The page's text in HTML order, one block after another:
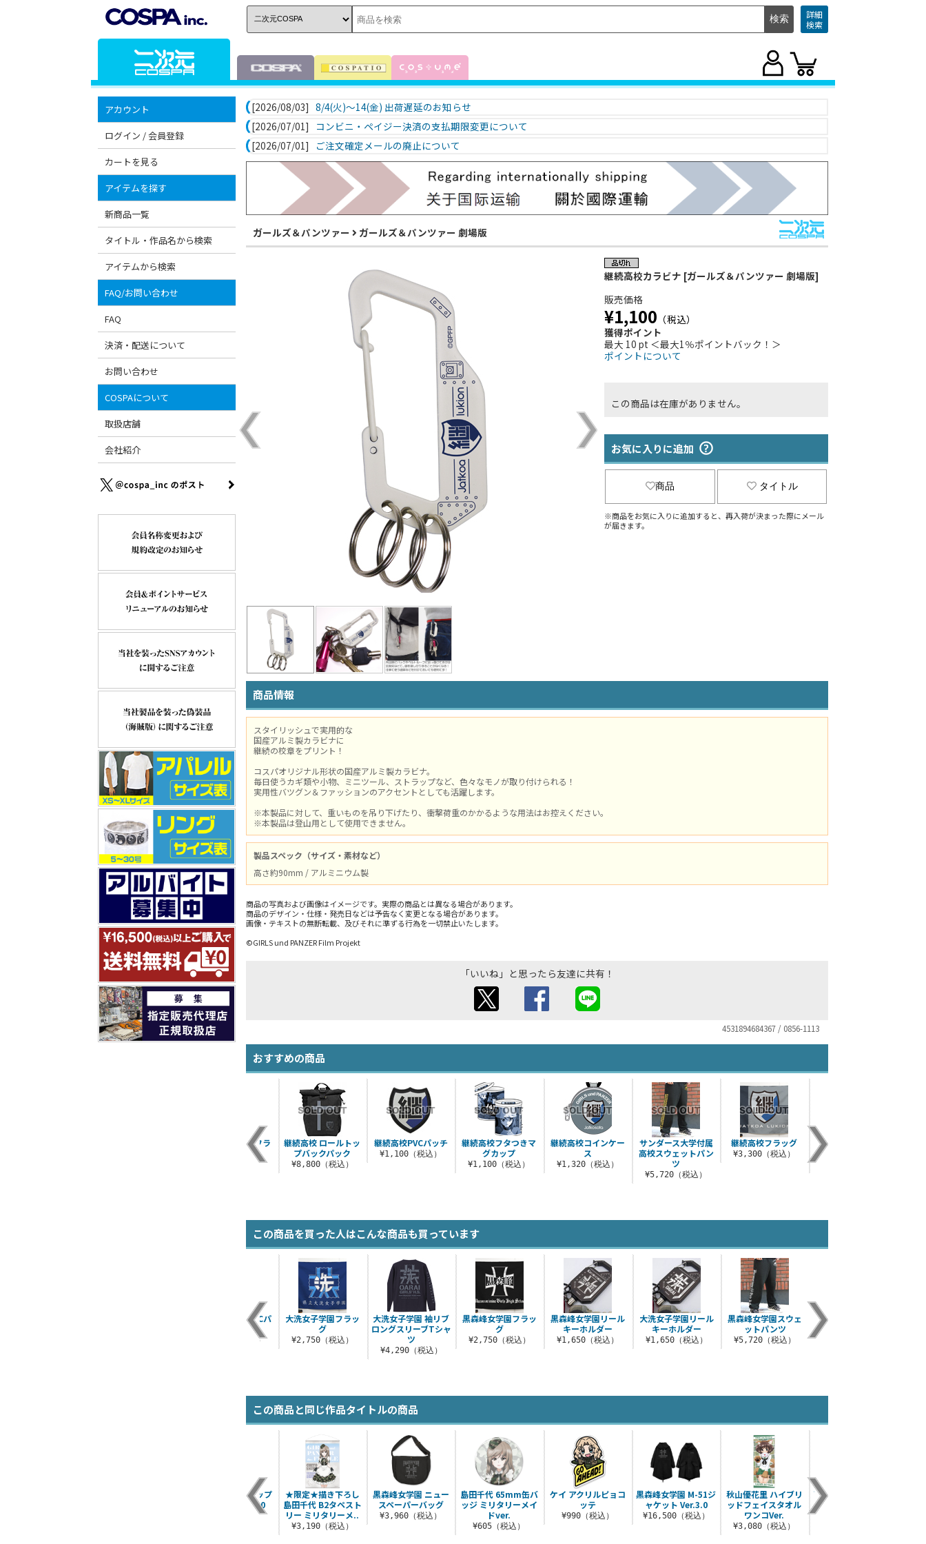
詳細
検索
アカウント
ログイン / 会員登録
カートを見る
アイテムを探す
新商品一覧
タイトル・作品名から検索
アイテムから検索
FAQ/お問い合わせ
FAQ
決済・配送について
お問い合わせ
COSPAについて
取扱店舗
会社紹介
[2026/08/03] 8/4(火)～14(金) 出荷遅延のお知らせ
[2026/07/01]
コンビニ・ペイジー決済の支払期限変更について
[2026/07/01]
ご注文確定メールの廃止について
ガールズ＆パンツァー ガールズ＆パンツァー 劇場版
継続高校カラビナ [ガールズ＆パンツァー 劇場版]
販売価格
¥1,100 （税込）
獲得ポイント
最大 10 pt ＜最大1％ポイントバック！＞
ポイントについて
この商品は在庫がありません。
お気に入りに追加
商品 タイトル
※商品をお気に入りに追加すると、再入荷が決まった際にメール
が届きます。
商品情報
スタイリッシュで実用的な
国産アルミ製カラビナに
継続の校章をプリント！
コスパオリジナル形状の国産アルミ製カラビナ。
毎日使うカギ類や小物、ミニツール、ストラップなど、色々なモノが取り付けられる！
実用性バツグン＆ファッションのアクセントとしても活躍します。
※本製品に対して、重いものを吊り下げたり、衝撃荷重のかかるような用法はお控えください。
※本製品は登山用として使用できません。
製品スペック（サイズ・素材など）
高さ約90mm / アルミニウム製
商品の写真および画像はイメージです。実際の商品とは異なる場合があります。
商品のデザイン・仕様・発売日などは予告なく変更となる場合があります。
画像・テキストの無断転載、及びそれに準ずる行為を一切禁止いたします。
©GIRLS und PANZER Film Projekt
「いいね」と思ったら友達に共有！
4531894684367 / 0856-1113
おすすめの商品
継続高校フタつきマ
グカップ
¥1,100（税込）
継続高校コインケー
ス
¥1,320（税込）
サンダース大学付属
高校スウェットパン
ツ
¥5,720（税込）
継続高校フラッグ
¥3,300（税込）
サンダース大学付属
日本戦車道連盟フラ
¥2,750（税込）
継続高校 ロールトッ
プバックパック
¥8,800（税込）
継続高校PVCパッチ
¥1,100（税込）
この商品を買った人はこんな商品も買っています
黒森峰女学園フラッ
グ
¥2,750（税込）
黒森峰女学園リール
キーホルダー
¥1,650（税込）
大洗女子学園リール
キーホルダー
¥1,650（税込）
黒森峰女学園スウェ
ットパンツ
¥5,720（税込）
大洗女子学園PVCパ
¥1,100（税込）
大洗女子学園フラッ
グ
¥2,750（税込）
大洗女子学園 袖リブ
ロングスリーブTシャ
ツ
¥4,290（税込）
この商品と同じ作品タイトルの商品
島田千代 65mm缶バ
ッジ ミリタリーメイ
ドver.
¥605（税込）
ケイ アクリルピョコ
ッテ
¥990（税込）
黒森峰女学園 M-51ジ
ャケット Ver.3.0
¥16,500（税込）
秋山優花里 ハイブリ
ッドフェイスタオル
ワンコVer.
¥3,080（税込）
西住みほ 65mm缶バ
ッジ ミリタリーメイ
大洗女子学園 ジップ
パーカー Ver.3.0
¥8,800（税込）
★限定★描き下ろし
島田千代 B2タペスト
リー ミリタリーメ..
¥3,190（税込）
黒森峰女学園 ニュー
スペーパーバッグ
¥3,960（税込）